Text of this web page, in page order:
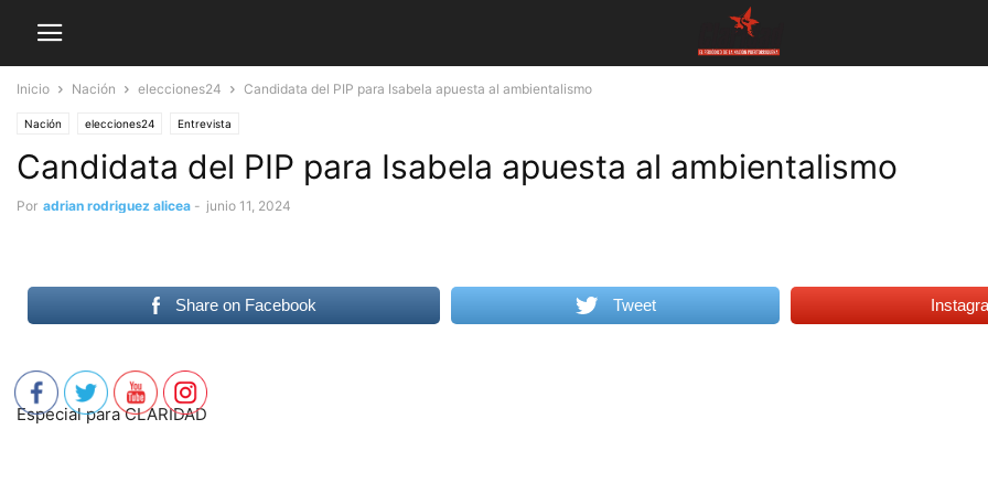
Inicio Nación elecciones24 Candidata del PIP para Isabela apuesta al ambientalismo
Nación elecciones24 Entrevista
Candidata del PIP para Isabela apuesta al ambientalismo
Por adrian rodriguez alicea - junio 11, 2024
Share on Facebook Tweet
Especial para CLARIDAD